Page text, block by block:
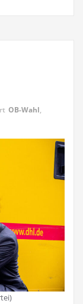
OB-Wahl,